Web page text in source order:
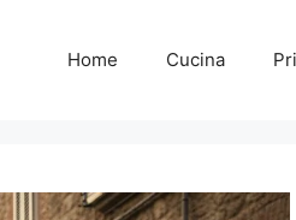
Home Cucina